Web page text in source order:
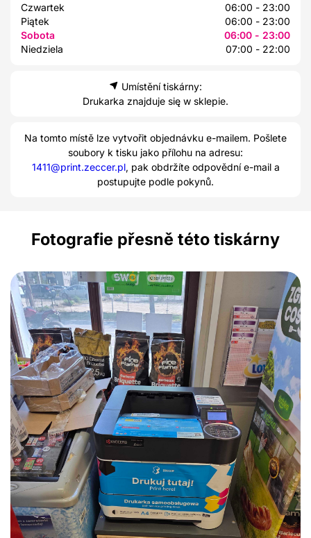
Czwartek
06:00 - 23:00
Piątek
06:00 - 23:00
Sobota
06:00 - 23:00
Niedziela
07:00 - 22:00
Umístění tiskárny:
Drukarka znajduje się w sklepie.
Na tomto místě lze vytvořit objednávku e-mailem. Pošlete
soubory k tisku jako přílohu na adresu:
1411@print.zeccer.pl, pak obdržíte odpovědní e-mail a
postupujte podle pokynů.
Fotografie přesně této tiskárny